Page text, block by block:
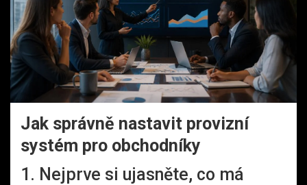
Jak správně nastavit provizní
systém pro obchodníky
1. Nejprve si ujasněte, co má